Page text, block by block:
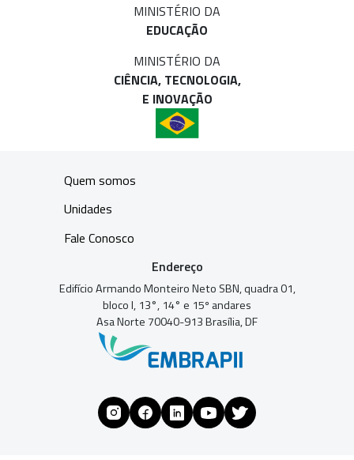
MINISTÉRIO DA
EDUCAÇÃO
MINISTÉRIO DA
CIÊNCIA, TECNOLOGIA,
E INOVAÇÃO
Quem somos
Unidades
Fale Conosco
Endereço
Edifício Armando Monteiro Neto SBN, quadra 01,
bloco I, 13°, 14° e 15º andares
Asa Norte 70040-913 Brasília, DF